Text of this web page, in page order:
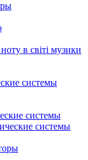
в світі музики
системы
системы
системы